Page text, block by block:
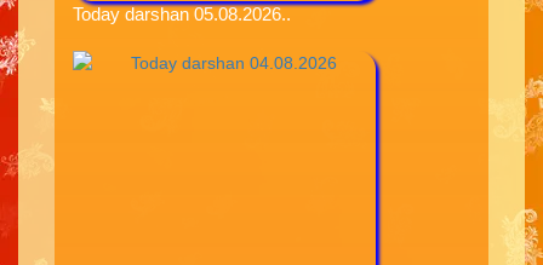
Today darshan 05.08.2026..